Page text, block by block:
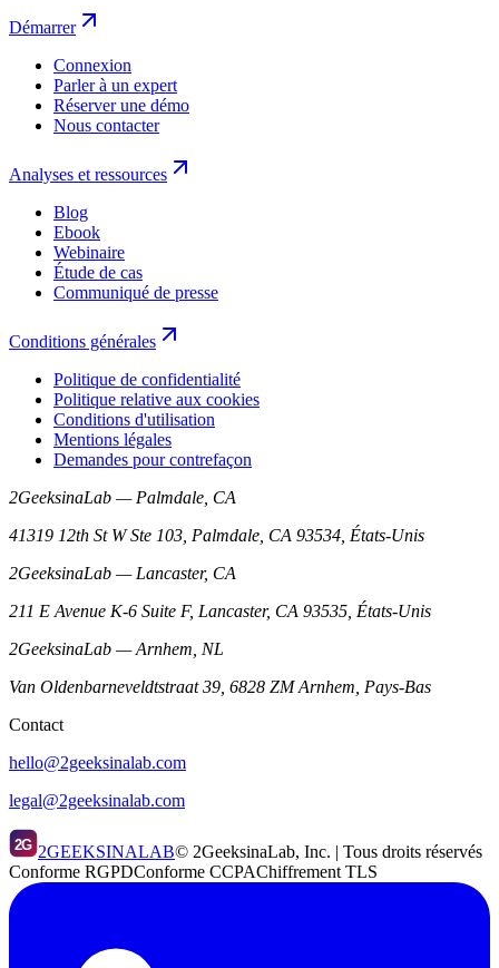
Démarrer
Connexion
Parler à un expert
Réserver une démo
Nous contacter
Analyses et ressources
Blog
Ebook
Webinaire
Étude de cas
Communiqué de presse
Conditions générales
Politique de confidentialité
Politique relative aux cookies
Conditions d'utilisation
Mentions légales
Demandes pour contrefaçon
2GeeksinaLab — Palmdale, CA
41319 12th St W Ste 103, Palmdale, CA 93534, États-Unis
2GeeksinaLab — Lancaster, CA
211 E Avenue K-6 Suite F, Lancaster, CA 93535, États-Unis
2GeeksinaLab — Arnhem, NL
Van Oldenbarneveldtstraat 39, 6828 ZM Arnhem, Pays-Bas
Contact
hello@2geeksinalab.com
legal@2geeksinalab.com
2G 2GEEKSINALAB© 2GeeksinaLab, Inc. | Tous droits réservés
Conforme RGPDConforme CCPAChiffrement TLS